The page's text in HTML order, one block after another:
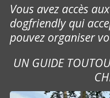
Vous avez accès
dogfriendly qui
pouvez organiser
UN GUIDE